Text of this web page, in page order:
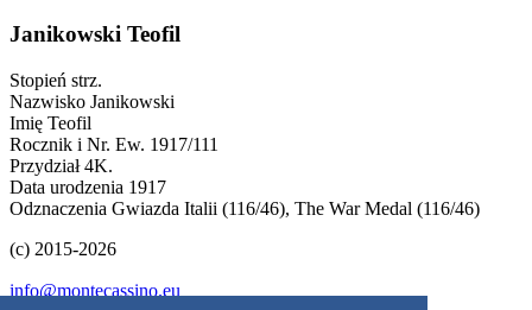
Janikowski Teofil
Stopień strz.
Nazwisko Janikowski
Imię Teofil
Rocznik i Nr. Ew. 1917/111
Przydział 4K.
Data urodzenia 1917
Odznaczenia Gwiazda Italii (116/46), The War Medal (116/46)
(c) 2015-2026
info@montecassino.eu